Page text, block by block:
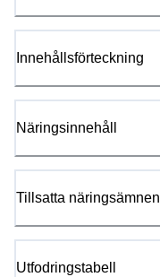
Innehållsförteckning
Näringsinnehåll
Tillsatta näringsämnen
Utfodringstabell